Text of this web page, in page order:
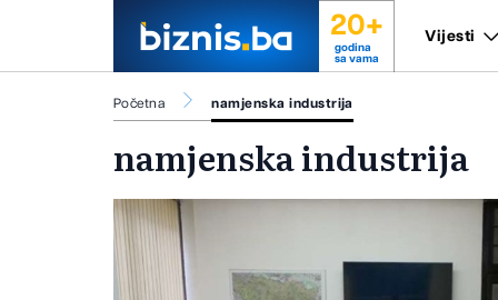
20+
godina
sa vama
Vijesti
Početna namjenska industrija
namjenska industrija